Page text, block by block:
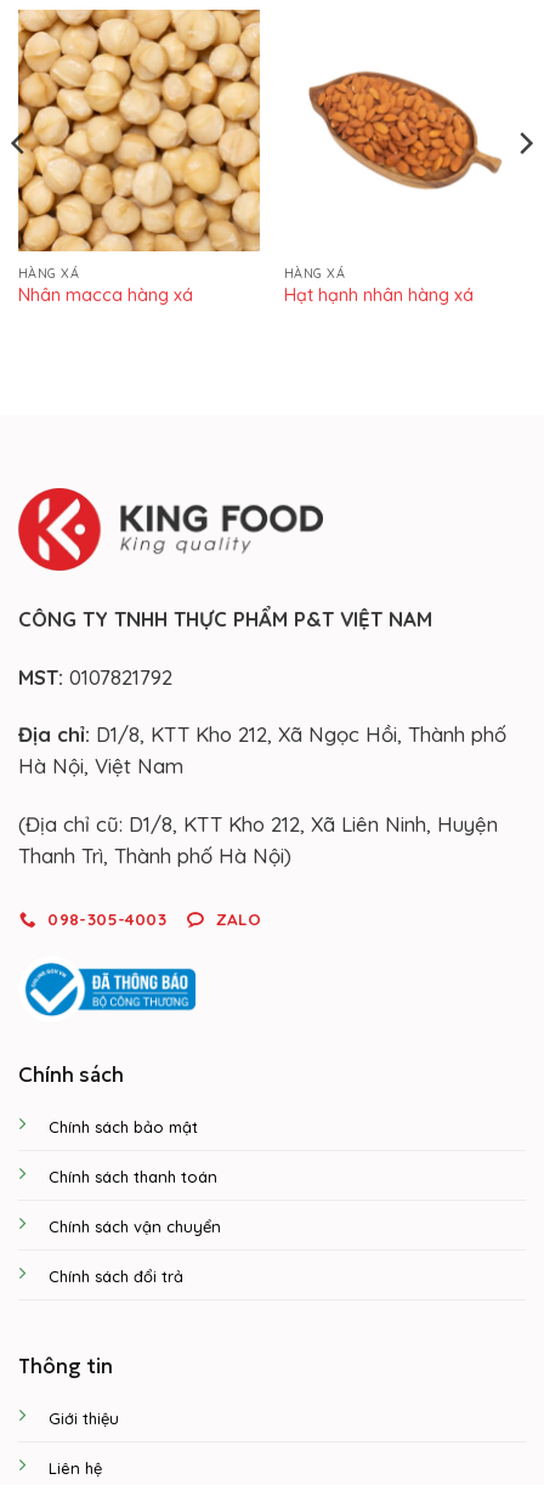
HÀNG XÁ
Nhân macca hàng xá
HÀNG XÁ
Hạt hạnh nhân hàng xá
CÔNG TY TNHH THỰC PHẨM P&T VIỆT NAM
MST: 0107821792
Địa chỉ: D1/8, KTT Kho 212, Xã Ngọc Hồi, Thành phố
Hà Nội, Việt Nam
(Địa chỉ cũ: D1/8, KTT Kho 212, Xã Liên Ninh, Huyện
Thanh Trì, Thành phố Hà Nội)
098-305-4003 ZALO
Chính sách
Chính sách bảo mật
Chính sách thanh toán
Chính sách vận chuyển
Chính sách đổi trả
Thông tin
Giới thiệu
Liên hệ